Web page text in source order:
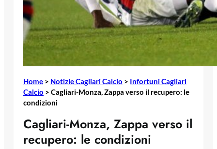
Home > Notizie Cagliari Calcio > Infortuni Cagliari
Calcio > Cagliari-Monza, Zappa verso il recupero: le
condizioni
Cagliari-Monza, Zappa verso il
recupero: le condizioni